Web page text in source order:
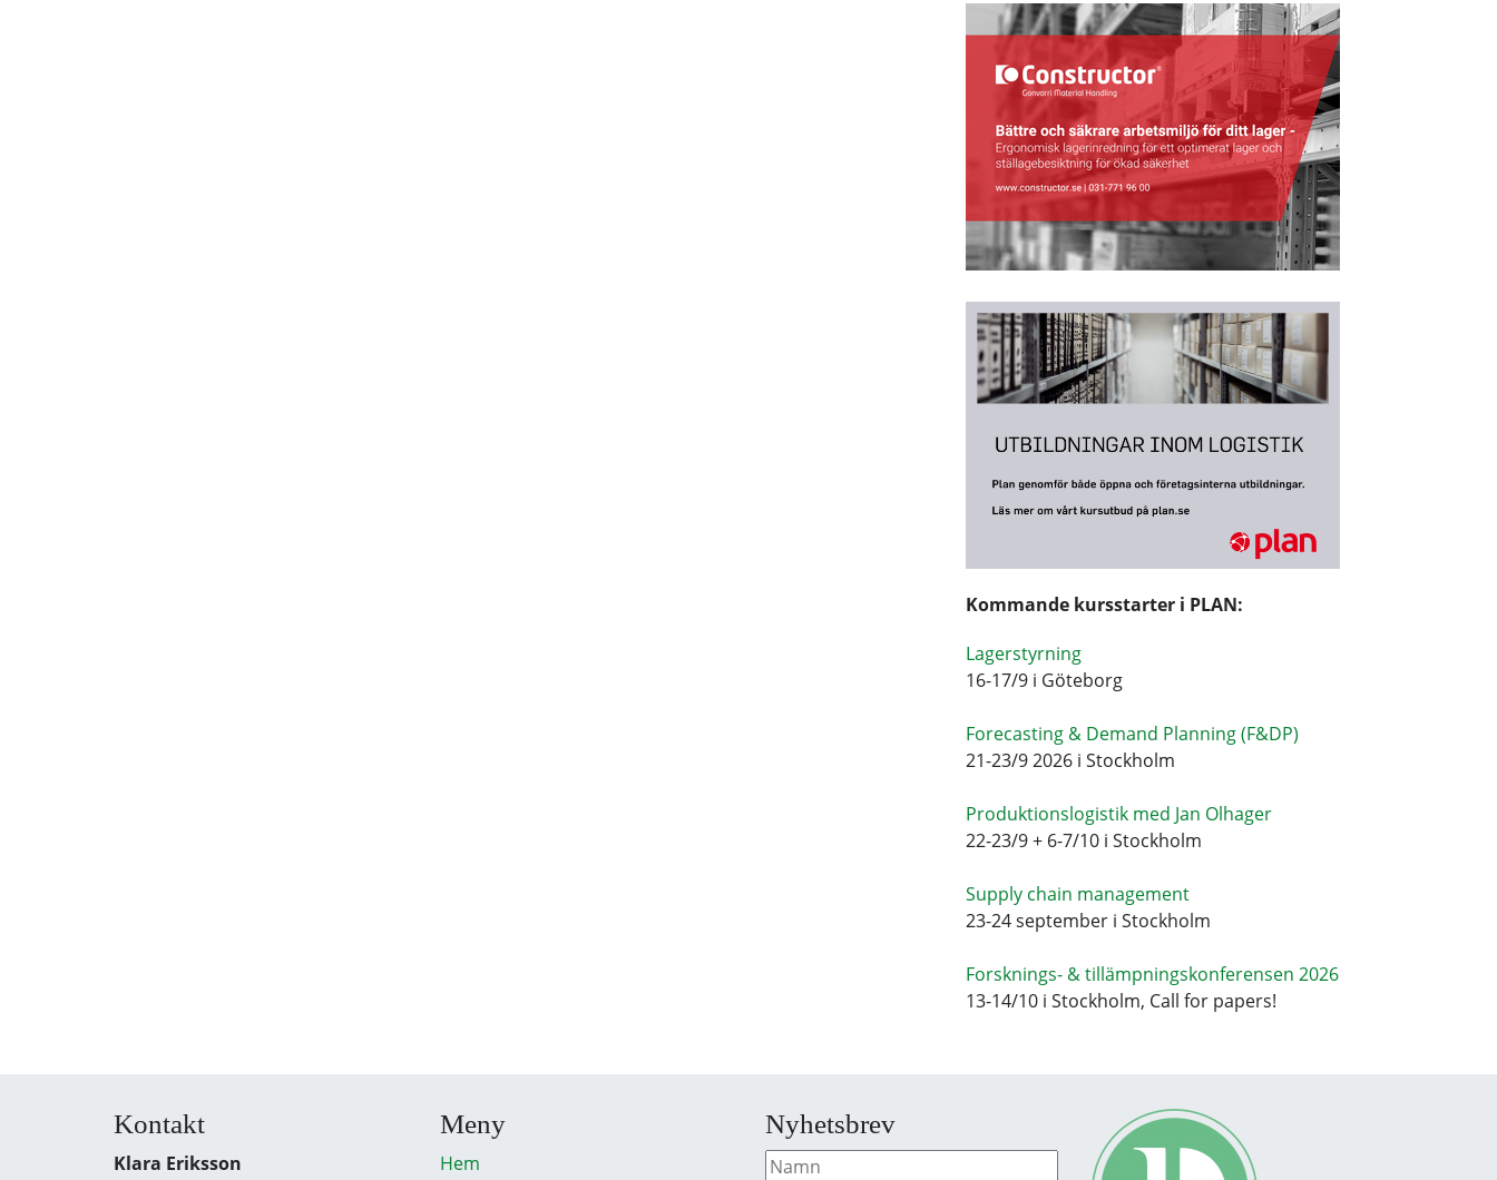
Kommande kursstarter i PLAN:
Lagerstyrning
16-17/9 i Göteborg
Forecasting & Demand Planning (F&DP)
21-23/9 2026 i Stockholm
Produktionslogistik med Jan Olhager
22-23/9 + 6-7/10 i Stockholm
Supply chain management
23-24 september i Stockholm
Forsknings- & tillämpningskonferensen 2026
13-14/10 i Stockholm, Call for papers!
Kontakt
Klara Eriksson
Meny
Hem
Nyhetsbrev